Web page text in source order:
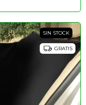
SIN STOCK
GRATIS